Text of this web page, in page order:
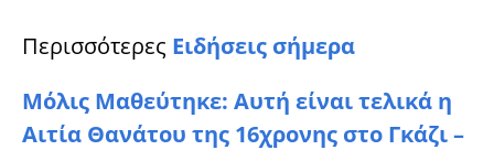
Περισσότερες Ειδήσεις σήμερα
Μόλις Μαθεύτηκε: Αυτή είναι τελικά η
Αιτία Θανάτου της 16χρονης στο Γκάζι –